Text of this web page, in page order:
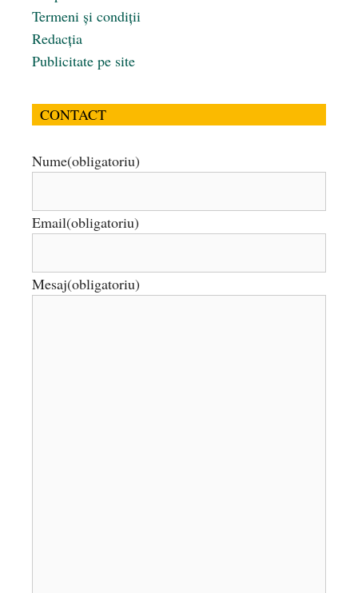
Termeni și condiții
Redacția
Publicitate pe site
CONTACT
Nume(obligatoriu)
Email(obligatoriu)
Mesaj(obligatoriu)